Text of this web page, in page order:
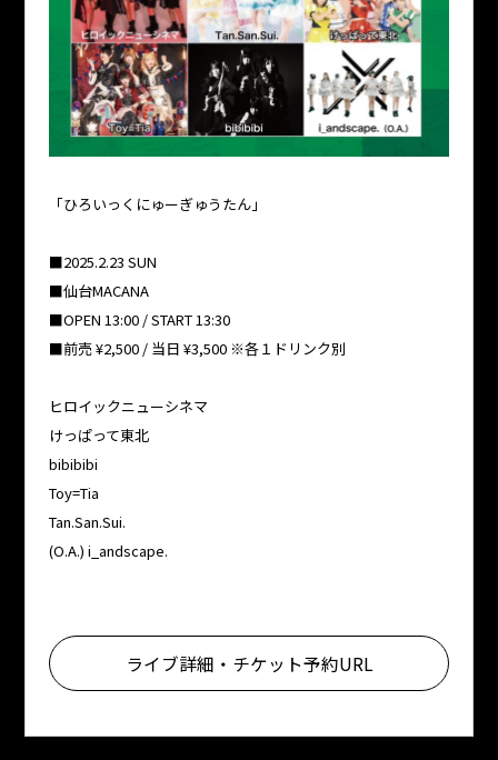
「ひろいっくにゅーぎゅうたん」
■2025.2.23 SUN
■仙台MACANA
■OPEN 13:00 / START 13:30
■前売 ¥2,500 / 当日 ¥3,500 ※各１ドリンク別
ヒロイックニューシネマ
けっぱって東北
bibibibi
Toy=Tia
Tan.San.Sui.
(O.A.) i_andscape.
ライブ詳細・チケット予約URL